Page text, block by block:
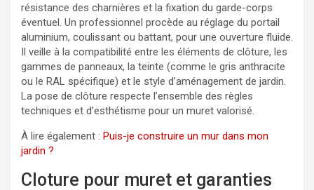
résistance des charnières et la fixation du garde-corps
éventuel. Un professionnel procède au réglage du portail
aluminium, coulissant ou battant, pour une ouverture fluide.
Il veille à la compatibilité entre les éléments de clôture, les
gammes de panneaux, la teinte (comme le gris anthracite
ou le RAL spécifique) et le style d’aménagement de jardin.
La pose de clôture respecte l’ensemble des règles
techniques et d’esthétisme pour un muret valorisé.
À lire également : Puis-je construire un mur dans mon
jardin ?
Cloture pour muret et garanties